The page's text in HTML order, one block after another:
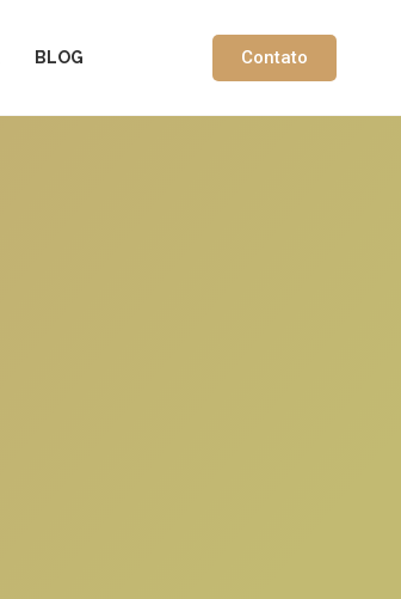
BLOG Contato